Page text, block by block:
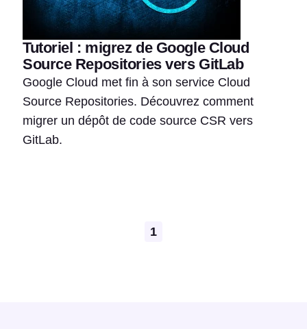
Tutoriel : migrez de Google Cloud
Source Repositories vers GitLab
Google Cloud met fin à son service Cloud
Source Repositories. Découvrez comment
migrer un dépôt de code source CSR vers
GitLab.
Pagination
1